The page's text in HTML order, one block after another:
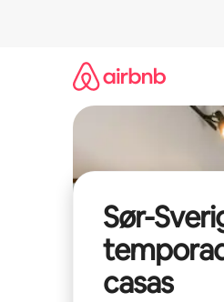
Sør-
casas